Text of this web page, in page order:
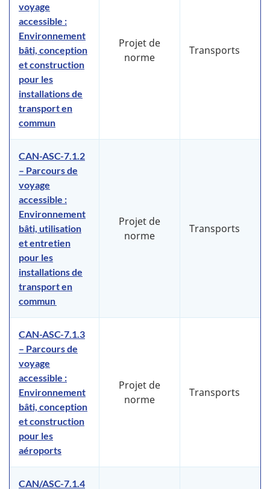
voyage
accessible :
Environnement
bâti, conception
et construction
pour les
installations de
transport en
commun
Projet de
norme
Transports
CAN-ASC-7.1.2
– Parcours de
voyage
accessible :
Environnement
bâti, utilisation
et entretien
pour les
installations de
transport en
commun
Projet de
norme
Transports
CAN-ASC-7.1.3
– Parcours de
voyage
accessible :
Environnement
bâti, conception
et construction
pour les
aéroports
Projet de
norme
Transports
CAN/ASC-7.1.4